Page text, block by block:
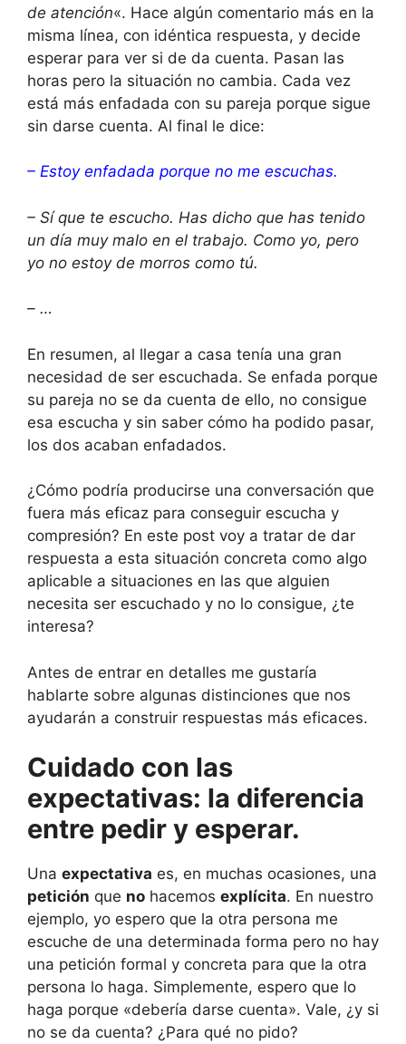
de atención«. Hace algún comentario más en la
misma línea, con idéntica respuesta, y decide
esperar para ver si de da cuenta. Pasan las
horas pero la situación no cambia. Cada vez
está más enfadada con su pareja porque sigue
sin darse cuenta. Al final le dice:
– Estoy enfadada porque no me escuchas.
– Sí que te escucho. Has dicho que has tenido
un día muy malo en el trabajo. Como yo, pero
yo no estoy de morros como tú.
– …
En resumen, al llegar a casa tenía una gran
necesidad de ser escuchada. Se enfada porque
su pareja no se da cuenta de ello, no consigue
esa escucha y sin saber cómo ha podido pasar,
los dos acaban enfadados.
¿Cómo podría producirse una conversación que
fuera más eficaz para conseguir escucha y
compresión? En este post voy a tratar de dar
respuesta a esta situación concreta como algo
aplicable a situaciones en las que alguien
necesita ser escuchado y no lo consigue, ¿te
interesa?
Antes de entrar en detalles me gustaría
hablarte sobre algunas distinciones que nos
ayudarán a construir respuestas más eficaces.
Cuidado con las
expectativas: la diferencia
entre pedir y esperar.
Una expectativa es, en muchas ocasiones, una
petición que no hacemos explícita. En nuestro
ejemplo, yo espero que la otra persona me
escuche de una determinada forma pero no hay
una petición formal y concreta para que la otra
persona lo haga. Simplemente, espero que lo
haga porque «debería darse cuenta». Vale, ¿y si
no se da cuenta? ¿Para qué no pido?